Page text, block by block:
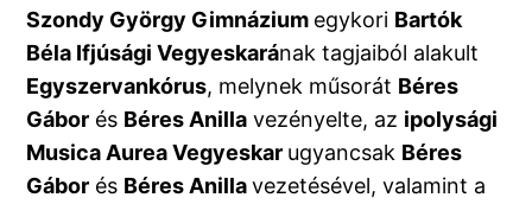
Szondy György Gimnázium egykori Bartók
Béla Ifjúsági Vegyeskarának tagjaiból alakult
Egyszervankórus, melynek műsorát Béres
Gábor és Béres Anilla vezényelte, az ipolysági
Musica Aurea Vegyeskar ugyancsak Béres
Gábor és Béres Anillavezetésével, valamint a